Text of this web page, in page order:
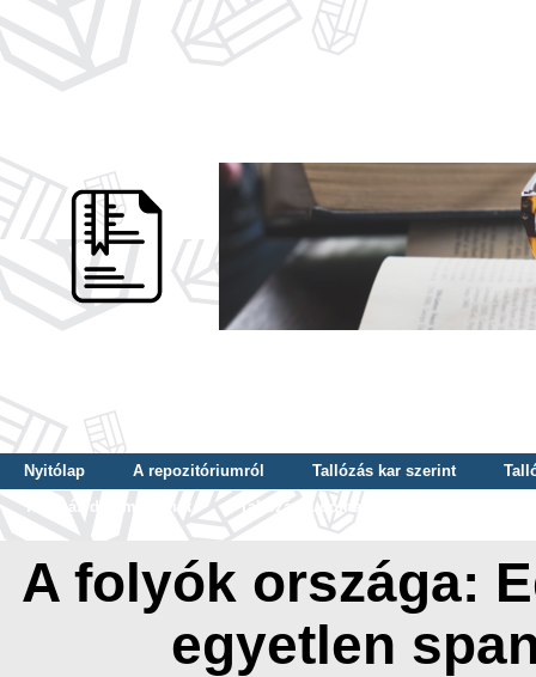
Nyitólap A repozitóriumról Tallózás kar szerint
Tallózás dátum szerint
Tallózás tudományterület szerint
A folyók országa:
egyetlen